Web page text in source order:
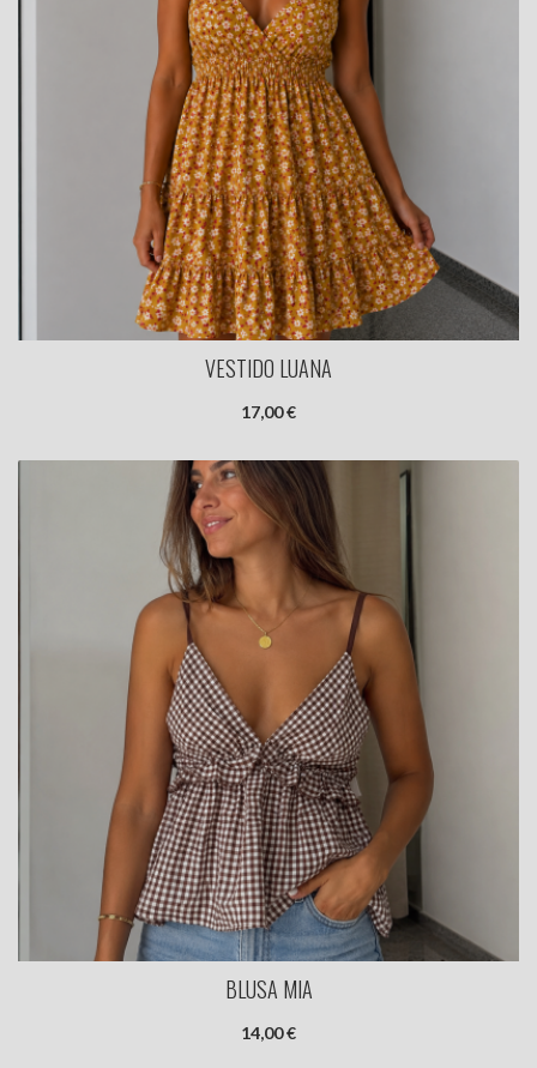
VESTIDO LUANA
17,00 €
BLUSA MIA
14,00 €